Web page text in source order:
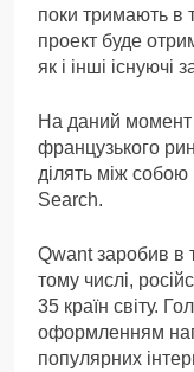
поки тримають в
проект буде
як і інші існуючі
На даний момент
французького
ділять між
Search.
Qwant заробив в
тому числі,
35 країн світу.
оформленням
популярних